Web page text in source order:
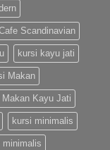
Scandinavian
kursi kayu jati
Makan
Makan Kayu Jati
kursi minimalis
minimalis